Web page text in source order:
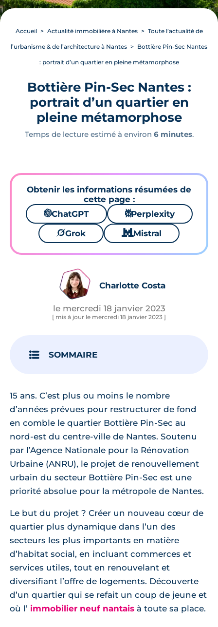
Accueil Actualité immobilière à Nantes Toute l’actualité de
l’urbanisme & de l’architecture à Nantes Bottière Pin-Sec Nantes
: portrait d’un quartier en pleine métamorphose
Bottière Pin-Sec Nantes :
portrait d’un quartier en
pleine métamorphose
Temps de lecture estimé à environ 6 minutes.
Obtenir les informations résumées de
cette page :
🌌ChatGPT ⚙Perplexity
🪐Grok 🐱 Mistral
Charlotte Costa
le mercredi 18 janvier 2023
[ mis à jour le mercredi 18 janvier 2023 ]
SOMMAIRE
15 ans. C’est plus ou moins le nombre
d’années prévues pour restructurer de fond
en comble le quartier Bottière Pin-Sec au
nord-est du centre-ville de Nantes. Soutenu
par l’Agence Nationale pour la Rénovation
Urbaine (ANRU), le projet de renouvellement
urbain du secteur Bottière Pin-Sec est une
priorité absolue pour la métropole de Nantes.
Le but du projet ? Créer un nouveau cœur de
quartier plus dynamique dans l’un des
secteurs les plus importants en matière
d’habitat social, en incluant commerces et
services utiles, tout en renouvelant et
diversifiant l’offre de logements. Découverte
d’un quartier qui se refait un coup de jeune et
où l’ immobilier neuf nantais à toute sa place.